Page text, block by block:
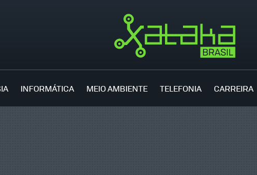
INFORMÁTICA MEIO AMBIENTE TELEFONIA CARREIRA